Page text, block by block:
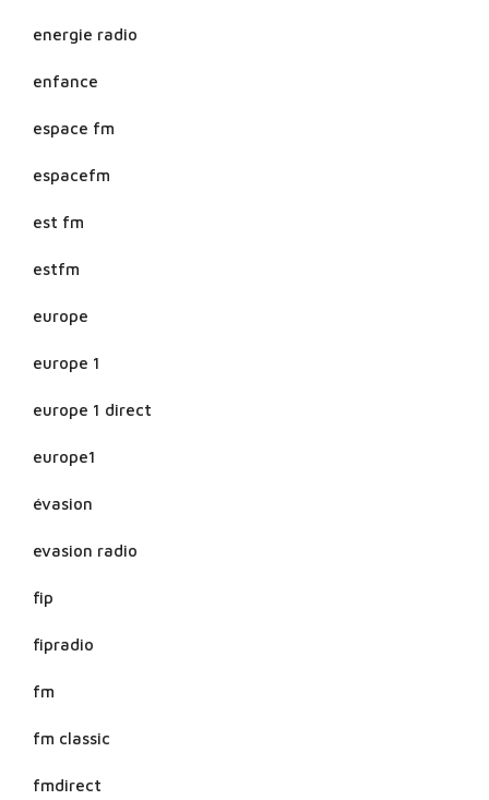
energie radio
enfance
espace fm
espacefm
est fm
estfm
europe
europe 1
europe 1 direct
europe1
évasion
evasion radio
fip
fipradio
fm
fm classic
fmdirect